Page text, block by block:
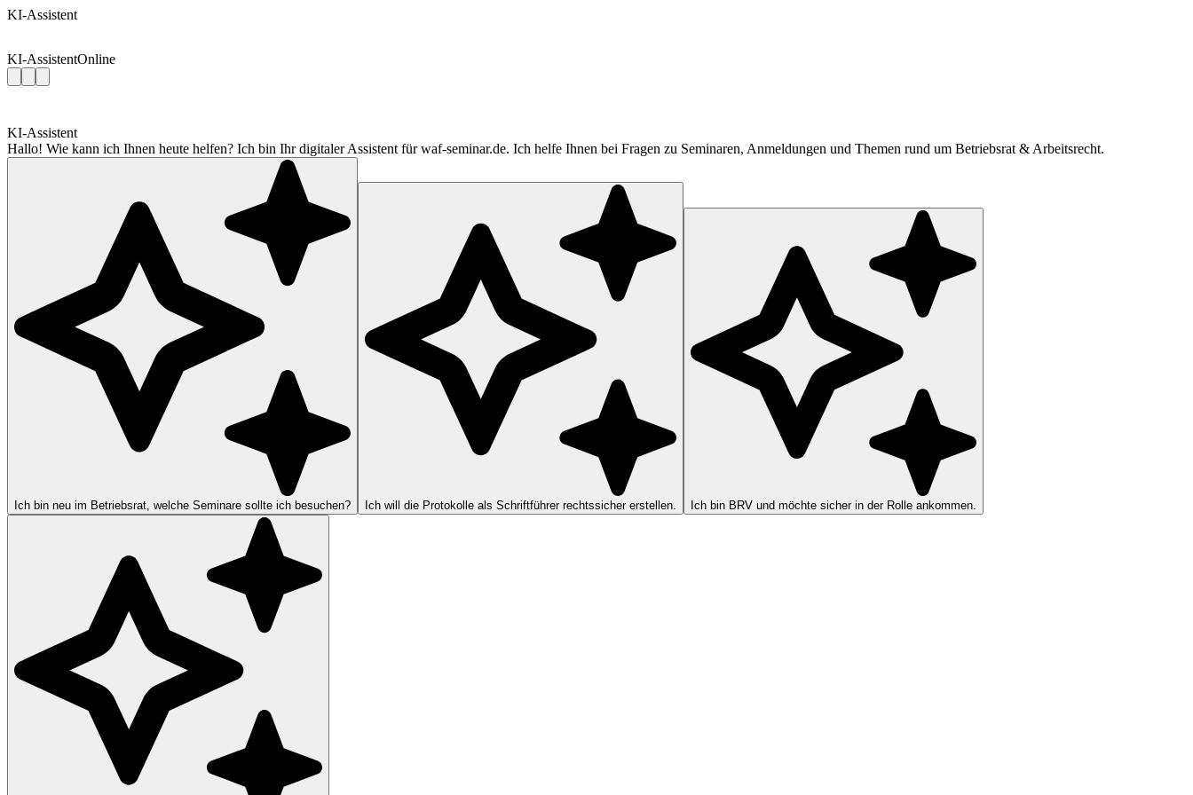
KI-Assistent
KI-AssistentOnline
KI-Assistent
Hallo! Wie kann ich Ihnen heute helfen? Ich bin Ihr digitaler Assistent für waf-seminar.de. Ich helfe Ihnen bei Fragen zu Seminaren, Anmeldungen und Themen rund um Betriebsrat & Arbeitsrecht.
Ich bin neu im Betriebsrat, welche Seminare sollte ich besuchen? Ich will die Protokolle als Schriftführer rechtssicher erstellen. Ich bin BRV und möchte sicher in der Rolle ankommen.